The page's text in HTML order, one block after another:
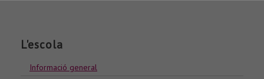
L'escola
Informació general